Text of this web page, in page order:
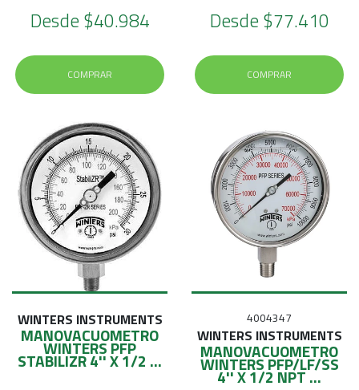
Desde$40.984
COMPRAR
Desde$77.410
COMPRAR
WINTERS INSTRUMENTS
MANOVACUOMETRO
WINTERS PFP
STABILIZR 4'' X 1/2 ...
4004347
WINTERS INSTRUMENTS
MANOVACUOMETRO
WINTERS PFP/LF/SS
4'' X 1/2 NPT ...